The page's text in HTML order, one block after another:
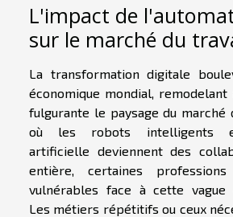
L'impact de
sur le marché du
La transformation digitale
économique mondial, remodelant
fulgurante le paysage du marché
où les robots intelligents
artificielle deviennent des
entière, certaines
vulnérables face à cette vague
Les métiers répétitifs ou ceux